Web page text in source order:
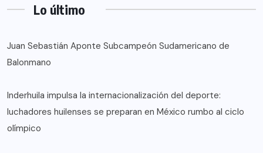
Lo último
Juan Sebastián Aponte Subcampeón Sudamericano de
Balonmano
Inderhuila impulsa la internacionalización del deporte:
luchadores huilenses se preparan en México rumbo al ciclo
olímpico